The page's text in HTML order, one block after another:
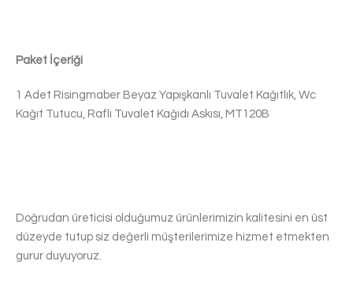
Paket İçeriği
1 Adet Risingmaber Beyaz Yapışkanlı Tuvalet Kağıtlık, Wc
Kağıt Tutucu, Raflı Tuvalet Kağıdı Askısı, MT120B
Doğrudan üreticisi olduğumuz ürünlerimizin kalitesini en üst
düzeyde tutup siz değerli müşterilerimize hizmet etmekten
gurur duyuyoruz.